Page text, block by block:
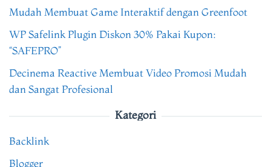
Mudah Membuat Game Interaktif dengan Greenfoot
WP Safelink Plugin Diskon 30% Pakai Kupon:
“SAFEPRO”
Decinema Reactive Membuat Video Promosi Mudah
dan Sangat Profesional
Kategori
Backlink
Blogger